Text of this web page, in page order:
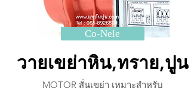
Co-Nele
วายเขย่าหิน,ทราย,ปูน
MOTOR สั่นเขย่า เหมาะสำหรับ